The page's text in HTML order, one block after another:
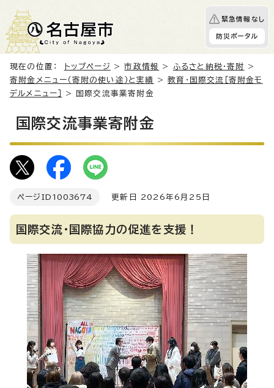
緊急情報なし
防災ポータル
現在の位置： トップページ >市政情報 > ふるさと納税・寄附
>
寄附金メニュー（寄附の使い途）と実績
>教育・国際交流［寄附金モ
デルメニュー］
> 国際交流事業寄附金
国際交流事業寄附金
ページID 1003674 更新日 2026年6月25日
国際交流・国際協力の促進を支援！